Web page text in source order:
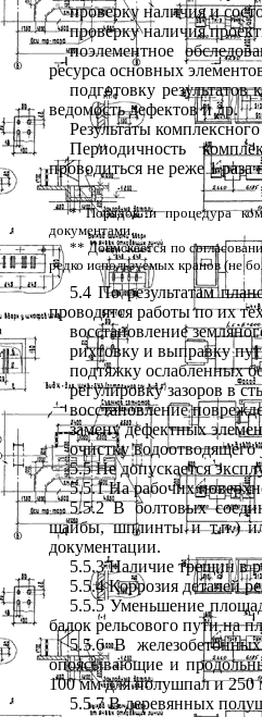
проверку наличия и
проверку наличия
поэлементное
ресурса основных
подготовку
ведомость дефектов и др.
Результаты
Периодичность
проводиться не реже 1 раза
_________
* Порядок и процедура
документами.
** Допускается по
редко используемых кранов (не
5.4 По результатам
проводятся работы по их
восстановление
рихтовку и выправку
подтяжку ослабленных
регулировку зазоров в
восстановление
замену дефектных
очистку водоотводящего
5.5 Не допускается
5.5.1 На рабочих
5.5.2 В болтовых
шайбы, шплинты и т.п.)
документации.
5.5.3 Наличие трещин в
5.5.4 Коррозия деталей
5.5.5 Уменьшение
балок рельсового пути на
5.5.6 В
опоясывающие и
100 мм для полушпал и 250
5.5.7 В деревянных